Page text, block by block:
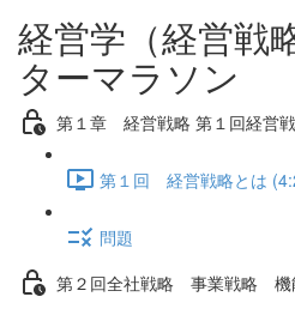
経営学（経営戦
ターマラソン
第１章 経営戦略 第１回経営
第１回 経営戦略とは
問題
第２回全社戦略 事業戦略 機